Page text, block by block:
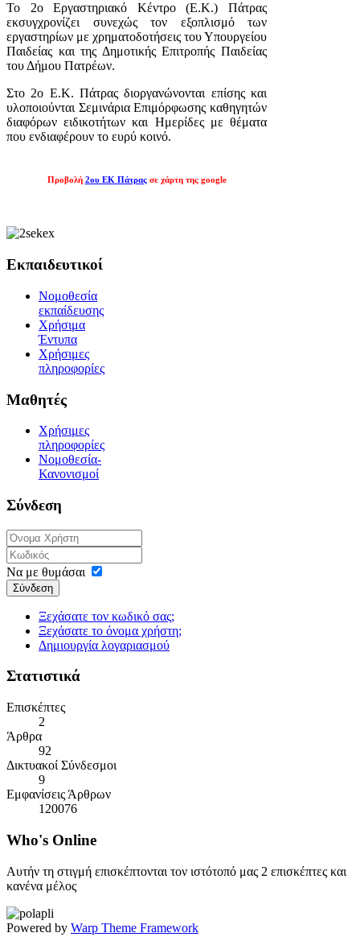
Το 2ο Εργαστηριακό Κέντρο (Ε.Κ.) Πάτρας
εκσυγχρονίζει συνεχώς τον εξοπλισμό των
εργαστηρίων με χρηματοδοτήσεις του Υπουργείου
Παιδείας και της Δημοτικής Επιτροπής Παιδείας
του Δήμου Πατρέων.
Στο 2ο Ε.Κ. Πάτρας διοργανώνονται επίσης και
υλοποιούνται Σεμινάρια Επιμόρφωσης καθηγητών
διαφόρων ειδικοτήτων και Ημερίδες με θέματα
που ενδιαφέρουν το ευρύ κοινό.
Προβολή 2ου ΕΚ Πάτρας σε χάρτη της google
Εκπαιδευτικοί
Νομοθεσία
εκπαίδευσης
Χρήσιμα
Έντυπα
Χρήσιμες
πληροφορίες
Μαθητές
Χρήσιμες
πληροφορίες
Νομοθεσία-
Κανονισμοί
Σύνδεση
Να με θυμάσαι
Σύνδεση
Ξεχάσατε τον κωδικό σας;
Ξεχάσατε το όνομα χρήστη;
Δημιουργία λογαριασμού
Στατιστικά
Επισκέπτες
2
Άρθρα
92
Δικτυακοί Σύνδεσμοι
9
Εμφανίσεις Άρθρων
120076
Who's Online
Αυτήν τη στιγμή επισκέπτονται τον ιστότοπό μας 2 επισκέπτες και
κανένα μέλος
Powered by Warp Theme Framework